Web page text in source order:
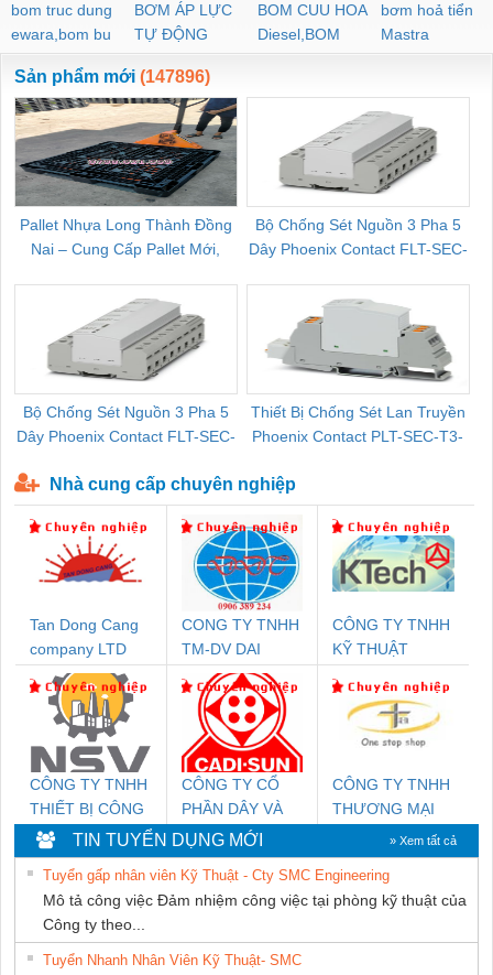
bom truc dung
ewara,bom bu
ewara
BƠM ÁP LỰC
TỰ ĐỘNG
BOM CUU HOA
Diesel,BOM
CHUA CHAY
bơm hoả tiển
Mastra
Sản phẩm mới (147896)
Pallet Nhựa Long Thành Đồng
Nai – Cung Cấp Pallet Mới,
Bộ Chống Sét Nguồn 3 Pha 5
Dây Phoenix Contact FLT-SEC-
Bộ Chống Sét Nguồn 3 Pha 5
Dây Phoenix Contact FLT-SEC-
Thiết Bị Chống Sét Lan Truyền
Phoenix Contact PLT-SEC-T3-
Nhà cung cấp chuyên nghiệp
Tan Dong Cang
company LTD
CONG TY TNHH
TM-DV DAI
DONG THANH
CÔNG TY TNHH
KỸ THUẬT
NAM
CÔNG TY TNHH
THIẾT BỊ CÔNG
NGHIỆP NIHON
SETSUBI VIỆT
NAM
CÔNG TY CỔ
PHẦN DÂY VÀ
CÁP ĐIỆN
THƯỢNG ĐÌNH
CÔNG TY TNHH
THƯƠNG MẠI
THIÊN ÂN VIỆT
NAM
TIN TUYỂN DỤNG MỚI » Xem tất cả
Tuyển gấp nhân viên Kỹ Thuật - Cty SMC Engineering
Mô tả công việc Đảm nhiệm công việc tại phòng kỹ thuật của
Công ty theo...
Tuyển Nhanh Nhân Viên Kỹ Thuật- SMC